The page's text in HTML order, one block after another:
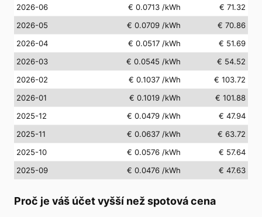
2026-06
€ 0.0713 /kWh
€ 71.32
2026-05
€ 0.0709 /kWh
€ 70.86
2026-04
€ 0.0517 /kWh
€ 51.69
2026-03
€ 0.0545 /kWh
€ 54.52
2026-02
€ 0.1037 /kWh
€ 103.72
2026-01
€ 0.1019 /kWh
€ 101.88
2025-12
€ 0.0479 /kWh
€ 47.94
2025-11
€ 0.0637 /kWh
€ 63.72
2025-10
€ 0.0576 /kWh
€ 57.64
2025-09
€ 0.0476 /kWh € 47.63
Proč je váš účet vyšší než spotová cena